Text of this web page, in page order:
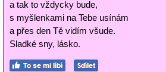
a tak to vždycky bude,
s myšlenkami na Tebe usínám
a přes den Tě vidím všude.
Sladké sny, lásko.